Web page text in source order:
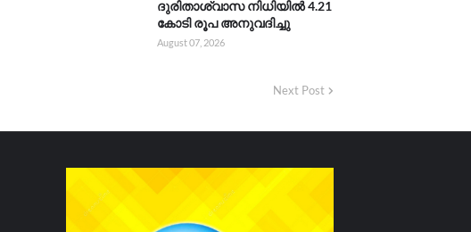
ദുരിതാശ്വാസ നിധിയിൽ 4.21
കോടി രൂപ അനുവദിച്ചു
August 07, 2026
Next Post